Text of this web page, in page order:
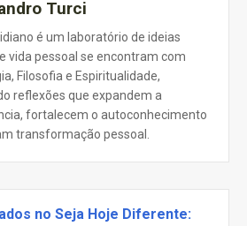
Turci
é um laboratório de ideias
vida pessoal se encontram com
Filosofia e Espiritualidade,
reflexões que expandem a
fortalecem o autoconhecimento
transformação pessoal.
no Seja Hoje Diferente: